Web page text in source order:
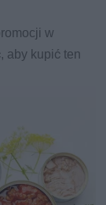
w
aby kupić ten